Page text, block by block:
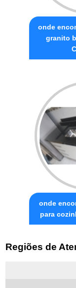
onde
granito
onde
para
Regiões de